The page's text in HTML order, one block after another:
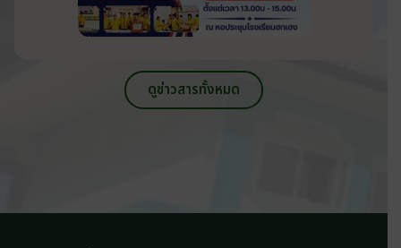
ดูข่าวสารทั้งหมด